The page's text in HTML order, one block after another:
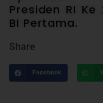
Presiden RI
BI Pertama.
Share
Facebook